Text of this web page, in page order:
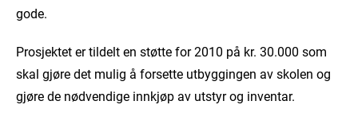
gode.
Prosjektet er tildelt en støtte for 2010 på kr. 30.000 som
skal gjøre det mulig å forsette utbyggingen av skolen og
gjøre de nødvendige innkjøp av utstyr og inventar.